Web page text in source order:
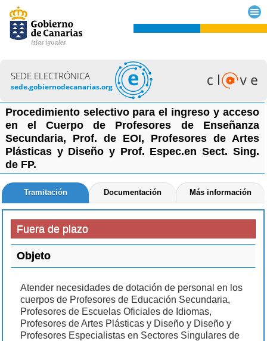
SEDE ELECTRÓNICA
sede.gobiernodecanarias.org
Procedimiento selectivo para el ingreso y acceso
en el Cuerpo de Profesores de Enseñanza
Secundaria, Prof. de EOI, Profesores de Artes
Plásticas y Diseño y Prof. Espec.en Sect. Sing.
de FP.
Tramitación Documentación Más información
Fuera de plazo
Objeto
Atender necesidades de dotación de personal en los
cuerpos de Profesores de Educación Secundaria,
Profesores de Escuelas Oficiales de Idiomas,
Profesores de Artes Plásticas y Diseño y Diseño y
Profesores Especialistas en Sectores Singulares de